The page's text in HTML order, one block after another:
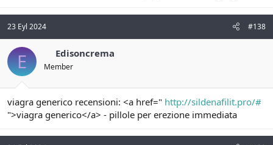
23 Eyl 2024 #138
E Edisoncrema
Member
viagra generico recensioni: <a href=" http://sildenafilit.pro/#
">viagra generico</a> - pillole per erezione immediata